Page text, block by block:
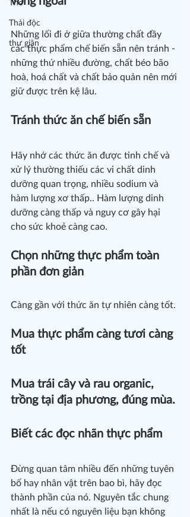
Thơ
Thải độc
thư giãn
Những lối đi ở giữa thường chất đầy
các thực phẩm chế biến sẵn nên tránh -
những thứ nhiều đường, chất béo bão
hoà, hoá chất và chất bảo quản nên mới
giữ được trên kệ lâu.
Tránh thức ăn chế biến sẵn
Hãy nhớ các thức ăn được tinh chế và
xử lý thường thiếu các vi chất dinh
dưỡng quan trọng, nhiều sodium và
hàm lượng xơ thấp.. Hàm lượng dinh
dưỡng càng thấp và nguy cơ gây hại
cho sức khoẻ càng cao.
Chọn những thực phẩm toàn
phần đơn giản
Càng gần với thức ăn tự nhiên càng tốt.
Mua thực phẩm càng tươi càng
tốt
Mua trái cây và rau organic,
trồng tại địa phương, đúng mùa.
Biết các đọc nhãn thực phẩm
Đừng quan tâm nhiều đến những tuyên
bố hay nhân vật trên bao bì, hãy đọc
thành phần của nó. Nguyên tắc chung
nhất là nếu có nguyên liệu bạn không